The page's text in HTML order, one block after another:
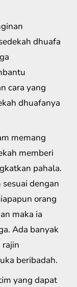
dhuafa
cara yang
dhuafanya
memang
memberi
pahala.
dengan
orang
maka ia
Ada banyak
rajin
beribadah.
yang dapat